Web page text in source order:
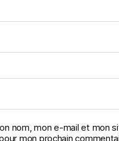
nom, mon e-mail et mon
mon prochain